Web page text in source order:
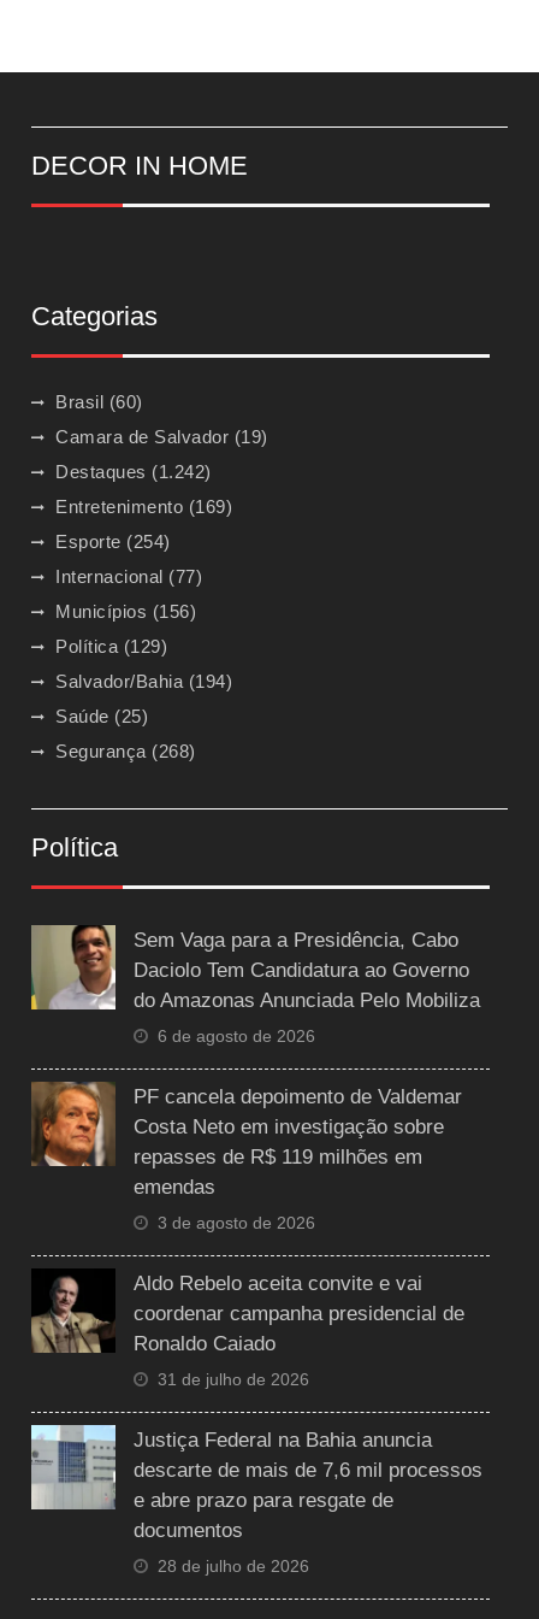
DECOR IN HOME
Categorias
Brasil (60)
Camara de Salvador (19)
Destaques (1.242)
Entretenimento (169)
Esporte (254)
Internacional (77)
Municípios (156)
Política (129)
Salvador/Bahia (194)
Saúde (25)
Segurança (268)
Política
Sem Vaga para a Presidência, Cabo
Daciolo Tem Candidatura ao Governo
do Amazonas Anunciada Pelo Mobiliza
6 de agosto de 2026
PF cancela depoimento de Valdemar
Costa Neto em investigação sobre
repasses de R$ 119 milhões em
emendas
3 de agosto de 2026
Aldo Rebelo aceita convite e vai
coordenar campanha presidencial de
Ronaldo Caiado
31 de julho de 2026
Justiça Federal na Bahia anuncia
descarte de mais de 7,6 mil processos
e abre prazo para resgate de
documentos
28 de julho de 2026